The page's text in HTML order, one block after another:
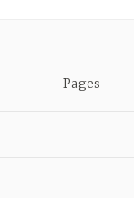
Pages